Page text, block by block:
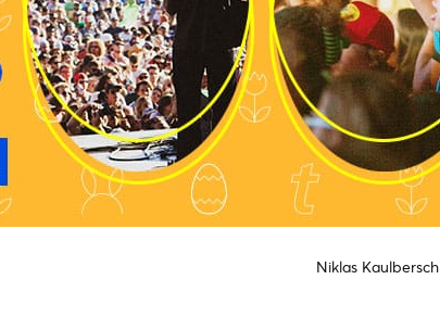
Niklas Kaulbersch